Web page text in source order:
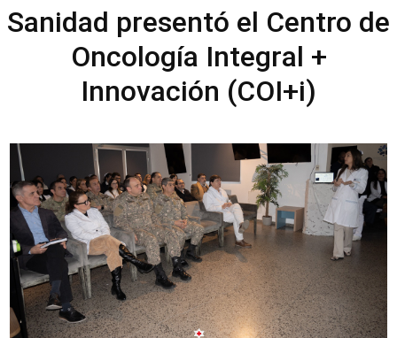
VENTA DE SERVICIOS
USUARIOS
CONTÁCTENOS
Sanidad presentó el Centro de
Oncología Integral +
Innovación (COI+i)